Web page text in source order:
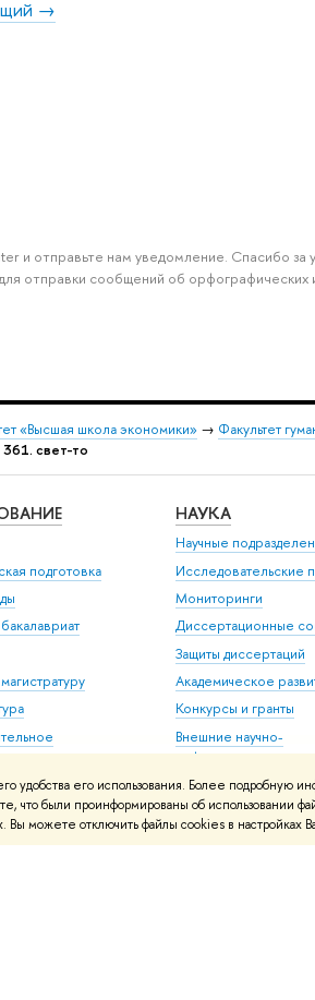
его использования. Более подробную
что были проинформированы об
Вы можете отключить файлы cookies в настройках
→
и отправьте нам уведомление. Спасибо за
отправки сообщений об орфографических
«Высшая школа экономики» → Факультет
361. свет-то
подготовка
карьеры
ВШЭ
НАУКА
Научные
Исследовательские
Мониторинги
Диссертационные
Защиты диссертаций
Академическое
Конкурсы и гранты
Внешние научно-
информационные